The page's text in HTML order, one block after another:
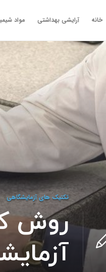
خانه آرایشی بهداشتی مواد
تکنیک های آزمایشگاهی
روش